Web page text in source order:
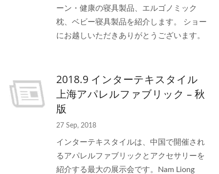
ーン・健康の寝具製品、エルゴノミック
枕、ベビー寝具製品を紹介します。 ショー
にお越しいただきありがとうございます。
2018.9 インターテキスタイル
上海アパレルファブリック – 秋
版
27 Sep, 2018
インターテキスタイルは、中国で開催され
るアパレルファブリックとアクセサリーを
紹介する最大の展示会です。Nam Liong